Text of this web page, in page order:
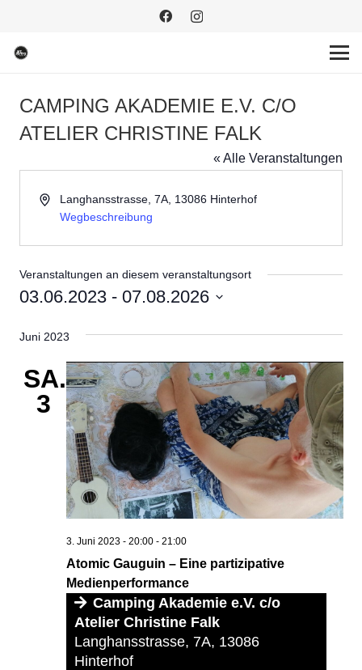
CAMPING AKADEMIE E.V. C/O
ATELIER CHRISTINE FALK
« Alle Veranstaltungen
AdresseLanghansstrasse, 7A, 13086 Hinterhof
Wegbeschreibung
Veranstaltungen an diesem veranstaltungsort
03.06.2023 - 07.08.2026
wählen.
Juni 2023
SA.
3
Atomic Gauguin – Eine partizipative
Medienperformance
3. Juni 2023 - 20:00 - 21:00
Camping Akademie e.V. c/o
Atelier Christine Falk
Langhansstrasse, 7A, 13086
Hinterhof